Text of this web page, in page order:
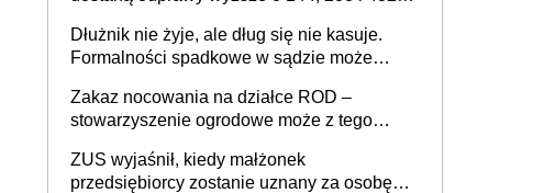
Dłużnik nie żyje, ale dług się nie kasuje.
Formalności spadkowe w sądzie może
zmarłego
Zakaz nocowania na działce ROD –
stowarzyszenie ogrodowe może z tego
działki (wypowiedzieć dzierżawę)?
ZUS wyjaśnił, kiedy małżonek
przedsiębiorcy zostanie uznany za osobę